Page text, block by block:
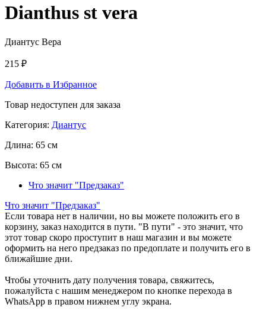
Dianthus st vera
Диантус Вера
215 ₽
Добавить в Избранное
Товар недоступен для заказа
Категория: Диантус
Длина: 65 см
Высота: 65 см
Что значит "Предзаказ"
Что значит "Предзаказ"
Если товара нет в наличии, но вы можете положить его в
корзину, заказ находится в пути. "В пути" - это значит, что
этот товар скоро проступит в наш магазин и вы можете
оформить на него предзаказ по предоплате и получить его в
ближайшие дни.
Чтобы уточнить дату получения товара, свяжитесь,
пожалуйста с нашим менеджером по кнопке перехода в
WhatsApp в правом нижнем углу экрана.